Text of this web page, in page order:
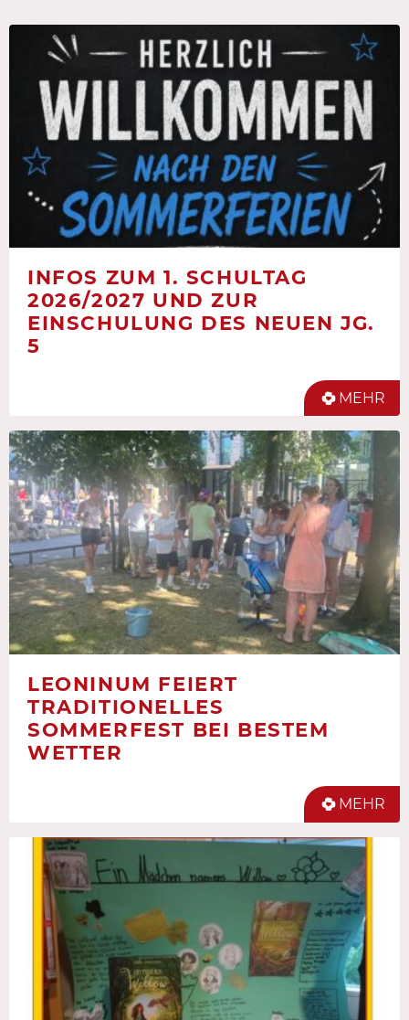
INFOS ZUM 1. SCHULTAG
2026/2027 UND ZUR
EINSCHULUNG DES NEUEN JG.
5
MEHR
LEONINUM FEIERT
TRADITIONELLES
SOMMERFEST BEI BESTEM
WETTER
MEHR